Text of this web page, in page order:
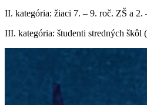
II. kategória: žiaci 7. – 9. roč. ZŠ a
III. kategória: študenti stredných škôl